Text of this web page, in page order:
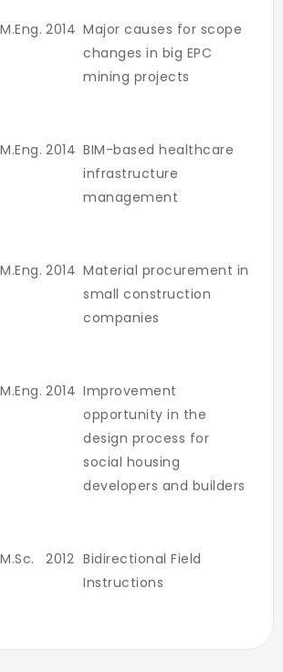
M.Eng. 2014 Major causes for scope
changes in big EPC
mining projects
M.Eng. 2014 BIM-based healthcare
infrastructure
management
M.Eng. 2014 Material procurement in
small construction
companies
M.Eng. 2014 Improvement
opportunity in the
design process for
social housing
developers and builders
M.Sc. 2012 Bidirectional Field
Instructions